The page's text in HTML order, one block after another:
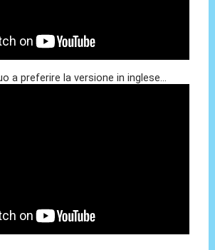
a preferire la versione in inglese...